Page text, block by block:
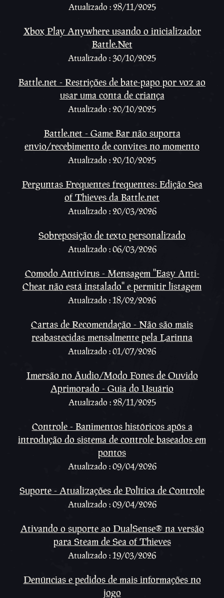
Atualizado : 28/11/2025
Xbox Play Anywhere usando o inicializador
Battle.Net
Atualizado : 30/10/2025
Battle.net - Restrições de bate-papo por voz ao
usar uma conta de criança
Atualizado : 20/10/2025
Battle.net - Game Bar não suporta
envio/recebimento de convites no momento
Atualizado : 20/10/2025
Perguntas Frequentes frequentes: Edição Sea
of Thieves da Battle.net
Atualizado : 20/03/2026
Sobreposição de texto personalizado
Atualizado : 06/03/2026
Comodo Antivirus - Mensagem ''Easy Anti-
Cheat não está instalado'' e permitir listagem
Atualizado : 18/02/2026
Cartas de Recomendação - Não são mais
reabastecidas mensalmente pela Larinna
Atualizado : 01/07/2026
Imersão no Áudio/Modo Fones de Ouvido
Aprimorado - Guia do Usuário
Atualizado : 28/11/2025
Controle - Banimentos históricos após a
introdução do sistema de controle baseados em
pontos
Atualizado : 09/04/2026
Suporte - Atualizações de Política de Controle
Atualizado : 09/04/2026
Ativando o suporte ao DualSense® na versão
para Steam de Sea of Thieves
Atualizado : 19/03/2026
Denúncias e pedidos de mais informações no
jogo